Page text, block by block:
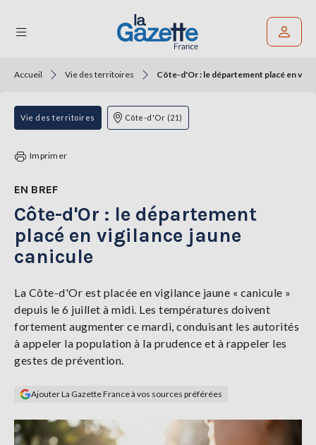
THÉMATIQUES
RÉGIONS
TENDANCES
SERVICES
LA
Se
connecter
Accueil Vie des territoires Côte-d'Or : le département placé en
Vie des territoires Côte-d'Or (21)
Imprimer
EN BREF
Côte-d'Or : le département
placé en vigilance jaune
canicule
La Côte-d'Or est placée en vigilance jaune « canicule »
depuis le 6 juillet à midi. Les températures doivent
fortement augmenter ce mardi, conduisant les autorités
à appeler la population à la prudence et à rappeler les
gestes de prévention.
Ajouter La Gazette France à vos sources préférées